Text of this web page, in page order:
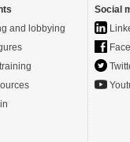
and lobbying
Social